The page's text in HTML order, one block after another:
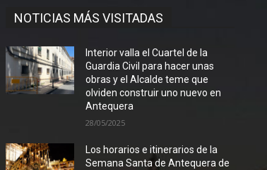
NOTICIAS MÁS VISITADAS
Interior valla el Cuartel de la
Guardia Civil para hacer unas
obras y el Alcalde teme que
olviden construir uno nuevo en
Antequera
28/05/2025
Los horarios e itinerarios de la
Semana Santa de Antequera de